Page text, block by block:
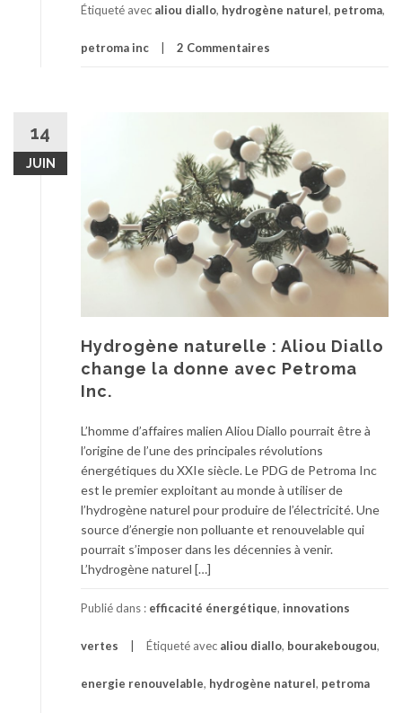
Étiqueté avec aliou diallo, hydrogène naturel, petroma,
petroma inc 2 Commentaires
14
JUIN
Hydrogène naturelle : Aliou Diallo
change la donne avec Petroma
Inc.
L’homme d’affaires malien Aliou Diallo pourrait être à
l’origine de l’une des principales révolutions
énergétiques du XXIe siècle. Le PDG de Petroma Inc
est le premier exploitant au monde à utiliser de
l’hydrogène naturel pour produire de l’électricité. Une
source d’énergie non polluante et renouvelable qui
pourrait s’imposer dans les décennies à venir.
L’hydrogène naturel […]
Publié dans : efficacité énergétique, innovations
vertes Étiqueté avec aliou diallo, bourakebougou,
energie renouvelable, hydrogène naturel, petroma